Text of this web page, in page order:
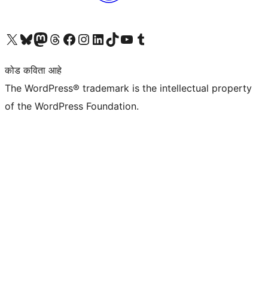
आमच्या X (एक्स) (पूर्वीचे ट्विटर) खात्याला भेट द्या आमच्या ब्लूस्की खात्याला भेट द्या.आमच्या Mastodon खात्याला भेट द्या.आमच्या थ्रेड्स खात्याला भेट द्या. आमच्या फेसबुक पेजला भेट द्या आमच्या इंस्टाग्राम खात्याला भेट द्या आमच्या लिंक्डइन खात्याला भेट द्या आमच्या टिकटॉक अकाउंटला भेट द्या.आमच्या यूट्यूब चॅनेलला भेट द्या आमच्या टंबलर खात्याला भेट द्या.
कोड कविता आहे
The WordPress® trademark is the intellectual property
of the WordPress Foundation.